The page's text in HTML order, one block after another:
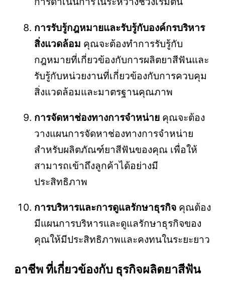
การรับรู้กฎหมายและรับรู้กับองค์กรบริหาร
สิ่งแวดล้อม คุณจะต้องทำการรับรู้กับ
กฎหมายที่เกี่ยวข้องกับการผลิตยาสีฟันและ
รับรู้กับหน่วยงานที่เกี่ยวข้องกับการควบคุม
สิ่งแวดล้อมและมาตรฐานคุณภาพ
การจัดหาช่องทางการจำหน่าย คุณจะต้อง
วางแผนการจัดหาช่องทางการจำหน่าย
สำหรับผลิตภัณฑ์ยาสีฟันของคุณ เพื่อให้
สามารถเข้าถึงลูกค้าได้อย่างมี
ประสิทธิภาพ
การบริหารและการดูแลรักษาธุรกิจ คุณต้อง
มีแผนการบริหารและดูแลรักษาธุรกิจของ
คุณให้มีประสิทธิภาพและคงทนในระยะยาว
อาชีพ ที่เกี่ยวข้องกับ ธุรกิจผลิตยาสีฟัน